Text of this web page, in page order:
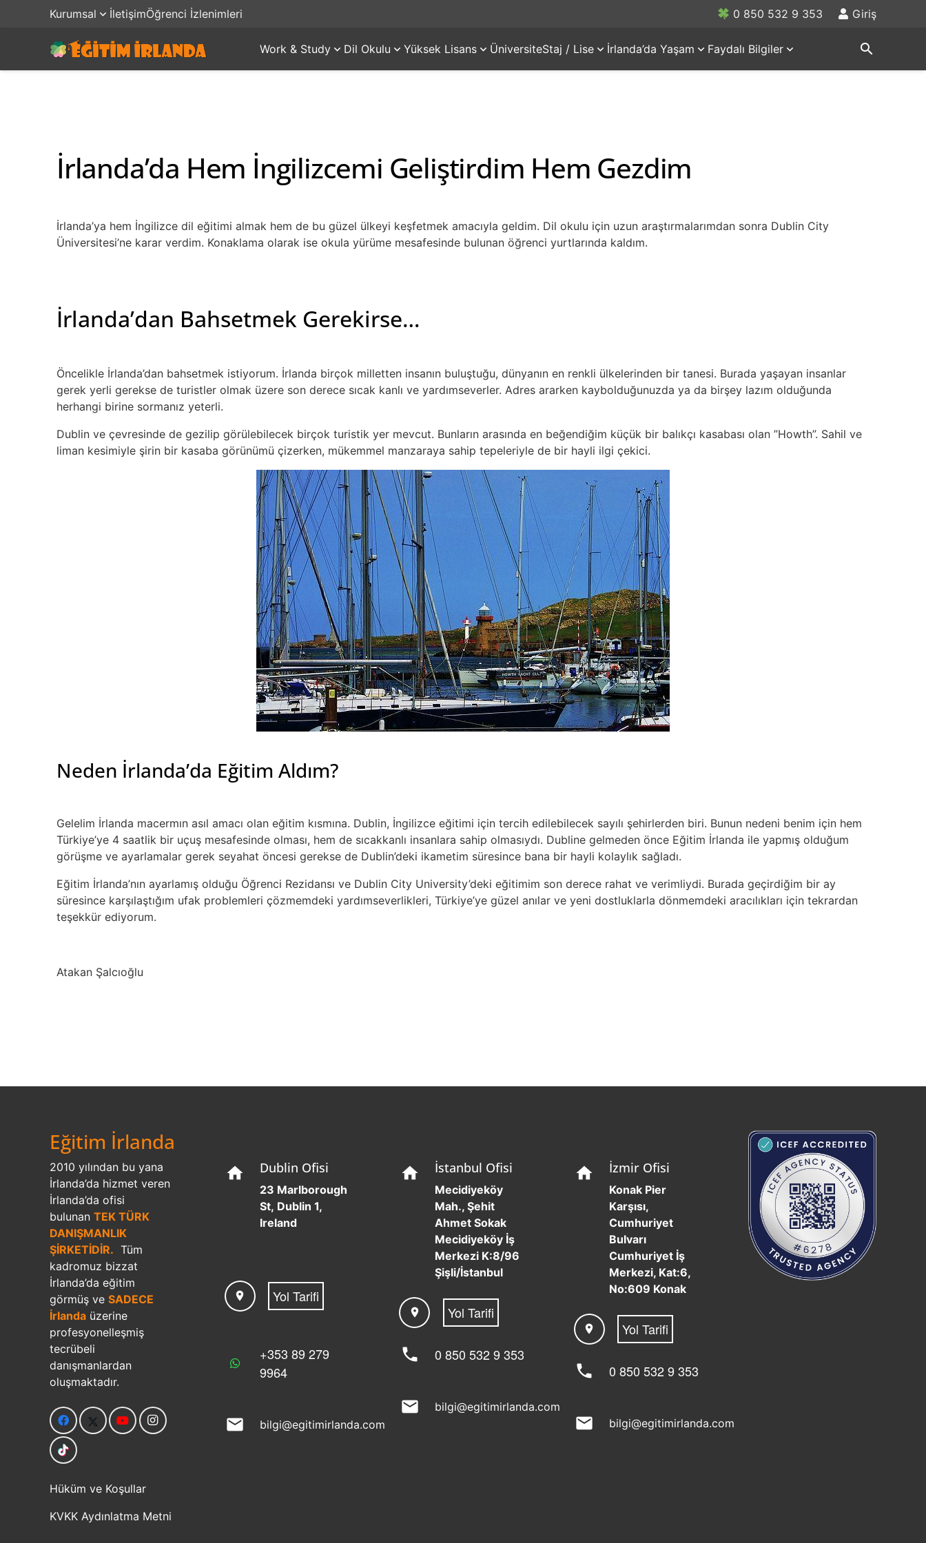
Kurumsal İletişimÖğrenci İzlenimleri 0 850 532 9 353 Giriş
Work & Study Dil Okulu Yüksek Lisans ÜniversiteStaj / Lise İrlanda’da Yaşam Faydalı Bilgiler search
İrlanda’da Hem İngilizcemi Geliştirdim Hem Gezdim
İrlanda’ya hem İngilizce dil eğitimi almak hem de bu güzel ülkeyi keşfetmek amacıyla geldim. Dil okulu için uzun araştırmalarımdan sonra Dublin City
Üniversitesi’ne karar verdim. Konaklama olarak ise okula yürüme mesafesinde bulunan öğrenci yurtlarında kaldım.
İrlanda’dan Bahsetmek Gerekirse…
Öncelikle İrlanda’dan bahsetmek istiyorum. İrlanda birçok milletten insanın buluştuğu, dünyanın en renkli ülkelerinden bir tanesi. Burada yaşayan insanlar
gerek yerli gerekse de turistler olmak üzere son derece sıcak kanlı ve yardımseverler. Adres ararken kaybolduğunuzda ya da birşey lazım olduğunda
herhangi birine sormanız yeterli.
Dublin ve çevresinde de gezilip görülebilecek birçok turistik yer mevcut. Bunların arasında en beğendiğim küçük bir balıkçı kasabası olan ”Howth”. Sahil ve
liman kesimiyle şirin bir kasaba görünümü çizerken, mükemmel manzaraya sahip tepeleriyle de bir hayli ilgi çekici.
Neden İrlanda’da Eğitim Aldım?
Gelelim İrlanda macermın asıl amacı olan eğitim kısmına. Dublin, İngilizce eğitimi için tercih edilebilecek sayılı şehirlerden biri. Bunun nedeni benim için hem
Türkiye’ye 4 saatlik bir uçuş mesafesinde olması, hem de sıcakkanlı insanlara sahip olmasıydı. Dubline gelmeden önce Eğitim İrlanda ile yapmış olduğum
görüşme ve ayarlamalar gerek seyahat öncesi gerekse de Dublin’deki ikametim süresince bana bir hayli kolaylık sağladı.
Eğitim İrlanda’nın ayarlamış olduğu Öğrenci Rezidansı ve Dublin City University’deki eğitimim son derece rahat ve verimliydi. Burada geçirdiğim bir ay
süresince karşılaştığım ufak problemleri çözmemdeki yardımseverlikleri, Türkiye’ye güzel anılar ve yeni dostluklarla dönmemdeki aracılıkları için tekrardan
teşekkür ediyorum.
Atakan Şalcıoğlu
Eğitim İrlanda
2010 yılından bu yana
İrlanda’da hizmet veren
İrlanda’da ofisi
bulunan TEK TÜRK
DANIŞMANLIK
ŞİRKETİDİR. Tüm
kadromuz bizzat
İrlanda’da eğitim
görmüş ve SADECE
İrlanda üzerine
profesyonelleşmiş
tecrübeli
danışmanlardan
oluşmaktadır.
Hüküm ve Koşullar
KVKK Aydınlatma Metni
home Dublin Ofisi
23 Marlborough
St, Dublin 1,
Ireland
location_on Yol Tarifi
+353 89 279
9964
mail bilgi@egitimirlanda.com
home İstanbul Ofisi
Mecidiyeköy
Mah., Şehit
Ahmet Sokak
Mecidiyeköy İş
Merkezi K:8/96
Şişli/İstanbul
location_on Yol Tarifi
phone 0 850 532 9 353
mail bilgi@egitimirlanda.com
home İzmir Ofisi
Konak Pier
Karşısı,
Cumhuriyet
Bulvarı
Cumhuriyet İş
Merkezi, Kat:6,
No:609 Konak
location_on Yol Tarifi
phone 0 850 532 9 353
mail bilgi@egitimirlanda.com